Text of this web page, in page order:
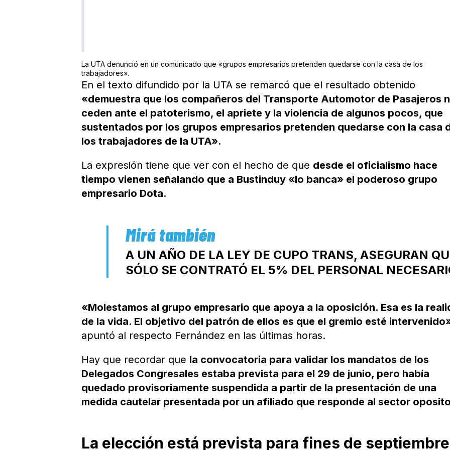
La UTA denunció en un comunicado que «grupos empresarios pretenden quedarse con la casa de los
trabajadores».
En el texto difundido por la UTA se remarcó que el resultado obtenido
«demuestra que los compañeros del Transporte Automotor de Pasajeros
ceden ante el patoterismo, el apriete y la violencia de algunos pocos, que
sustentados por los grupos empresarios pretenden quedarse con la casa
los trabajadores de la UTA».
La expresión tiene que ver con el hecho de que desde el oficialismo hace
tiempo vienen señalando que a Bustinduy «lo banca» el poderoso grupo
empresario Dota.
A UN AÑO DE LA LEY DE CUPO TRANS, ASEGURAN
SÓLO SE CONTRATÓ EL 5% DEL PERSONAL
«Molestamos al grupo empresario que apoya a la oposición. Esa es la
de la vida. El objetivo del patrón de ellos es que el gremio esté
apuntó al respecto Fernández en las últimas horas.
Hay que recordar que la convocatoria para validar los mandatos de los
Delegados Congresales estaba prevista para el 29 de junio, pero había
quedado provisoriamente suspendida a partir de la presentación de una
medida cautelar presentada por un afiliado que responde al sector
La elección está prevista para fines de septiembre